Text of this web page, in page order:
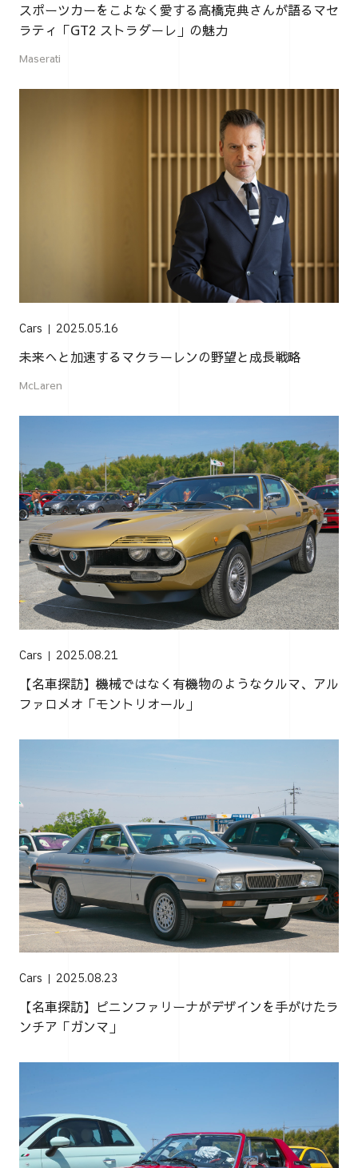
スポーツカーをこよなく愛する高橋克典さんが語るマセ
ラティ「GT2 ストラダーレ」の魅力
Maserati
Cars 2025.05.16
未来へと加速するマクラーレンの野望と成長戦略
McLaren
Cars 2025.08.21
【名車探訪】機械ではなく有機物のようなクルマ、アル
ファロメオ「モントリオール」
Cars 2025.08.23
【名車探訪】ピニンファリーナがデザインを手がけたラ
ンチア「ガンマ」